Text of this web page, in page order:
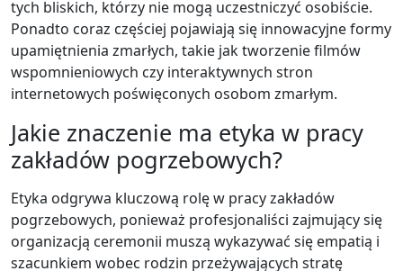
tych bliskich, którzy nie mogą uczestniczyć osobiście.
Ponadto coraz częściej pojawiają się innowacyjne formy
upamiętnienia zmarłych, takie jak tworzenie filmów
wspomnieniowych czy interaktywnych stron
internetowych poświęconych osobom zmarłym.
Jakie znaczenie ma etyka w pracy
zakładów pogrzebowych?
Etyka odgrywa kluczową rolę w pracy zakładów
pogrzebowych, ponieważ profesjonaliści zajmujący się
organizacją ceremonii muszą wykazywać się empatią i
szacunkiem wobec rodzin przeżywających stratę